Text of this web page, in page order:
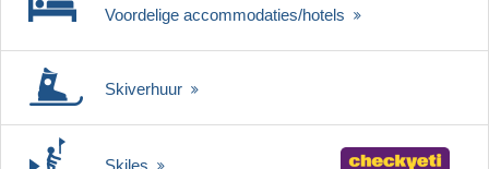
Voordelige accommodaties/hotels
Skiverhuur
Skiles